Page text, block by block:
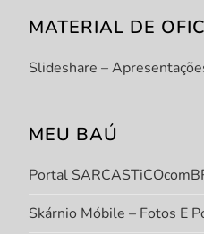
MATERIAL DE
Slideshare –
MEU BAÚ
Portal
Skárnio Móbile – Fotos E